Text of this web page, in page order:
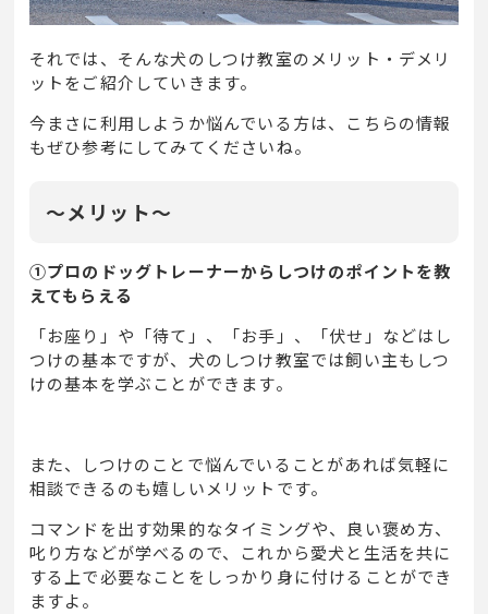
それでは、そんな犬のしつけ教室のメリット・デメリ
ットをご紹介していきます。
今まさに利用しようか悩んでいる方は、こちらの情報
もぜひ参考にしてみてくださいね。
～メリット～
①プロのドッグトレーナーからしつけのポイントを教
えてもらえる
「お座り」や「待て」、「お手」、「伏せ」などはし
つけの基本ですが、犬のしつけ教室では飼い主もしつ
けの基本を学ぶことができます。
また、しつけのことで悩んでいることがあれば気軽に
相談できるのも嬉しいメリットです。
コマンドを出す効果的なタイミングや、良い褒め方、
叱り方などが学べるので、これから愛犬と生活を共に
する上で必要なことをしっかり身に付けることができ
ますよ。